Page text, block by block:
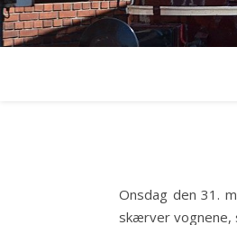
Onsdag den 31.
skærver vognene,